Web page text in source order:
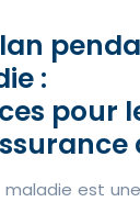
:
pour
est